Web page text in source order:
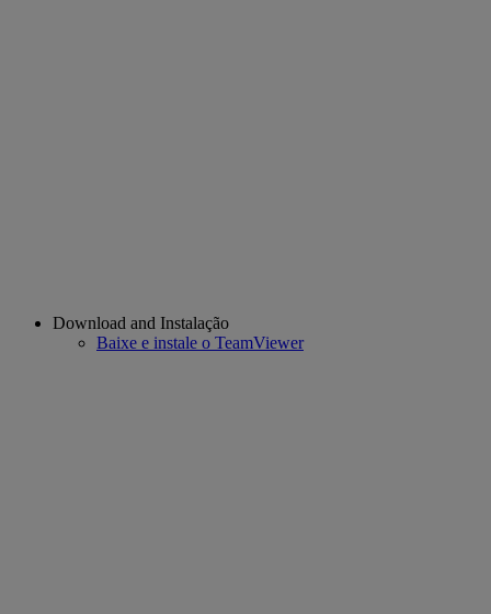
Download and Instalação
Baixe e instale o TeamViewer